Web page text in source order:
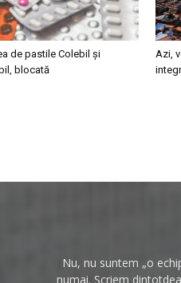
de pastile Colebil și
blocată
Azi,
Nu, nu suntem „o
numai. Scriem